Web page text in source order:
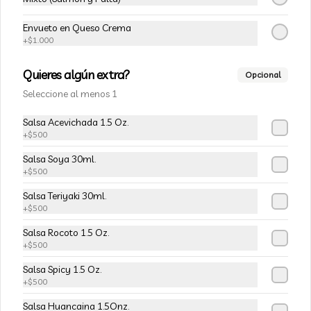
Queso crema, champiñon furay y
cebollín frito en tempura.
$5.490$6.490
115-Vivian Rolls
Palta, champiñon furay, cebollín,
salsa teriyaki, cubierto de mix de papas
nativas
Envueto en Queso Crema
+$1.000
Quieres algún extra? Opcional
Seleccione al menos 1
Salsa Acevichada 1.5 Oz.
+$500
Salsa Soya 30ml.
+$500
Salsa Teriyaki 30ml.
+$500
Salsa Rocoto 1.5 Oz.
+$500
Salsa Spicy 1.5 Oz.
+$500
Salsa Huancaina 1.5Onz.